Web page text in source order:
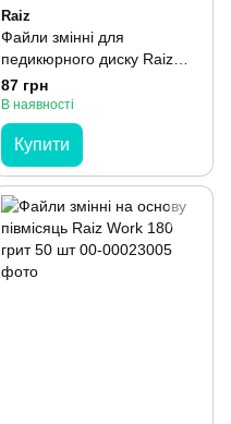
Raiz
Файли змінні для
педикюрного диску Raiz
Work Size 25 мм 80 грит 50
шт
87 грн
В наявності
Купити